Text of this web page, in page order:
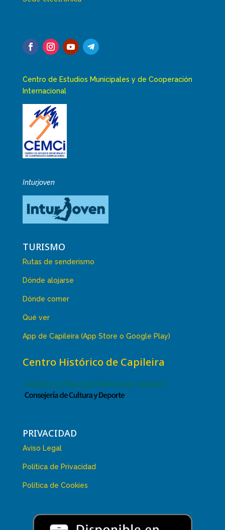
Centro de Estudios Municipales y de Cooperación
Internacional
Inturjoven
TURISMO
Rutas de senderismo
Dónde alojarse
Dónde comer
Qué ver
App de Capileira (App Store o Google Play)
Centro Histórico de Capileira
PRIVACIDAD
Aviso Legal
Política de Privacidad
Política de Cookies